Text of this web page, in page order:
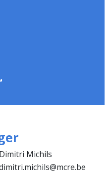
Dimitri Michils